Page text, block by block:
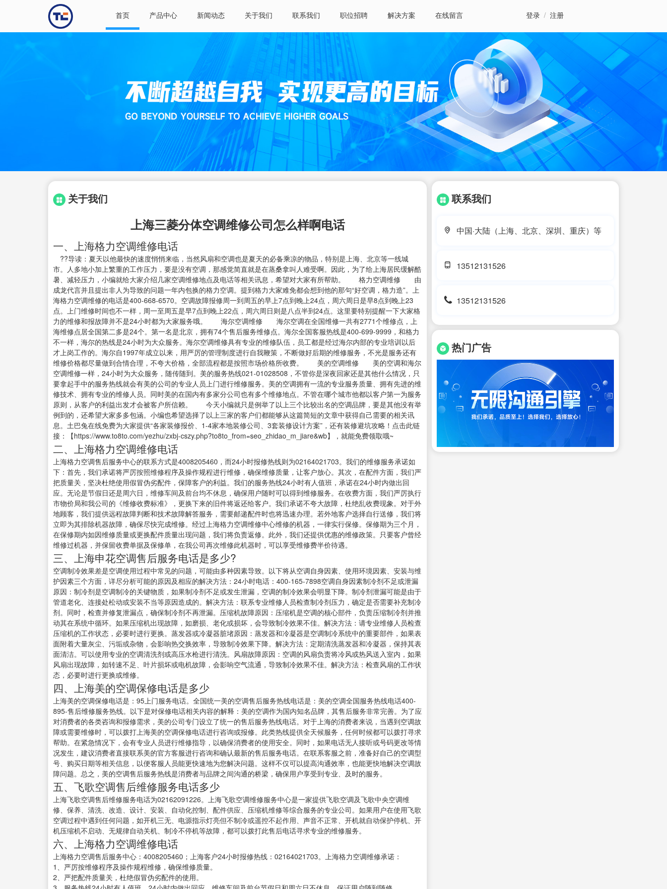
首页 产品中心 新闻动态 关于我们 联系我们 职位招聘 解决方案 在线留言 登录 / 注册
关于我们
上海三菱分体空调维修公司怎么样啊电话
一、上海格力空调维修电话
??导读：夏天以他最快的速度悄悄来临，当然风扇和空调也是夏天的必备乘凉的物品，特别是上海、北京等一线城
市。人多地小加上繁重的工作压力，要是没有空调，那感觉简直就是在蒸桑拿叫人难受啊。因此，为了给上海居民缓解酷
暑、减轻压力，小编就给大家介绍几家空调维修地点及电话等相关讯息，希望对大家有所帮助。 格力空调维修 由
成龙代言并且提出非人为导致的问题一年内包换的格力空调。提到格力大家难免都会想到他的那句“好空调，格力造”。上
海格力空调维修的电话是400-668-6570。空调故障报修周一到周五的早上7点到晚上24点，周六周日是早8点到晚上23
点。上门维修时间也不一样，周一至周五是早7点到晚上22点，周六周日则是八点半到24点。这里要特别提醒一下大家格
力的维修和报故障并不是24小时都为大家服务哦。 海尔空调维修 海尔空调在全国维修一共有2771个维修点，上
海维修点居全国第二多是24个。第一名是北京，拥有74个售后服务维修点。海尔全国客服热线是400-699-9999，和格力
不一样，海尔的热线是24小时为大众服务。海尔空调维修具有专业的维修队伍，员工都是经过海尔内部的专业培训以后
才上岗工作的。海尔自1997年成立以来，用严厉的管理制度进行自我鞭策，不断做好后期的维修服务，不光是服务还有
维修价格都尽量做到合情合理，不夸大价格，全部流程都是按照市场价格所收费。 美的空调维修 美的空调和海尔
空调维修一样，24小时为大众服务，随传随到。美的服务热线021-01028508，不管你是深夜回家还是其他什么情况，只
要拿起手中的服务热线就会有美的公司的专业人员上门进行维修服务。美的空调拥有一流的专业服务质量、拥有先进的维
修技术、拥有专业的维修人员。同时美的在国内有多家分公司也有多个维修地点。不管在哪个城市他都以客户第一为服务
原则，从客户的利益出发才会被客户所信赖。 今天小编就只是例举了以上三个比较出名的空调品牌，要是其他没有举
例到的，还希望大家多多包涵。小编也希望选择了以上三家的客户们都能够从这篇简短的文章中获得自己需要的相关讯
息。土巴兔在线免费为大家提供“各家装修报价、1-4家本地装修公司、3套装修设计方案”，还有装修避坑攻略！点击此链
接：【https://www.to8to.com/yezhu/zxbj-cszy.php?to8to_from=seo_zhidao_m_jiare&wb】，就能免费领取哦~
二、上海格力空调维修电话
上海格力空调售后服务中心的联系方式是4008205460，而24小时报修热线则为02164021703。我们的维修服务承诺如
下：首先，我们承诺将严厉按照维修程序及操作规程进行维修，确保维修质量，让客户放心。其次，在配件方面，我们严
把质量关，坚决杜绝使用假冒伪劣配件，保障客户的利益。我们的服务热线24小时有人值班，承诺在24小时内做出回
应。无论是节假日还是周六日，维修车间及前台均不休息，确保用户随时可以得到维修服务。在收费方面，我们严厉执行
市物价局和我公司的《维修收费标准》，更换下来的旧件将返还给客户。我们承诺不夸大故障，杜绝乱收费现象。对于外
地顾客，我们提供远程故障判断和技术故障解答服务，需要邮递配件时也将迅速办理。若外地客户选择自行送修，我们将
立即为其排除机器故障，确保尽快完成维修。经过上海格力空调维修中心维修的机器，一律实行保修。保修期为三个月，
在保修期内如因维修质量或更换配件质量出现问题，我们将负责返修。此外，我们还提供优惠的维修政策。只要客户曾经
维修过机器，并保留收费单据及保修单，在我公司再次维修此机器时，可以享受维修费半价待遇。
三、上海申花空调售后服务电话是多少?
空调制冷效果差是空调使用过程中常见的问题，可能由多种因素导致。以下将从空调自身因素、使用环境因素、安装与维
护因素三个方面，详尽分析可能的原因及相应的解决方法：24小时电话：400-165-7898空调自身因素制冷剂不足或泄漏
原因：制冷剂是空调制冷的关键物质，如果制冷剂不足或发生泄漏，空调的制冷效果会明显下降。制冷剂泄漏可能是由于
管道老化、连接处松动或安装不当等原因造成的。解决方法：联系专业维修人员检查制冷剂压力，确定是否需要补充制冷
剂。同时，检查并修复泄漏点，确保制冷剂不再泄漏。压缩机故障原因：压缩机是空调的核心部件，负责压缩制冷剂并推
动其在系统中循环。如果压缩机出现故障，如磨损、老化或损坏，会导致制冷效果不佳。解决方法：请专业维修人员检查
压缩机的工作状态，必要时进行更换。蒸发器或冷凝器脏堵原因：蒸发器和冷凝器是空调制冷系统中的重要部件，如果表
面附着大量灰尘、污垢或杂物，会影响热交换效率，导致制冷效果下降。解决方法：定期清洗蒸发器和冷凝器，保持其表
面清洁。可以使用专业的空调清洗剂或高压水枪进行清洗。风扇故障原因：空调的风扇负责将冷风或热风送入室内，如果
风扇出现故障，如转速不足、叶片损坏或电机故障，会影响空气流通，导致制冷效果不佳。解决方法：检查风扇的工作状
态，必要时进行更换或维修。
四、上海美的空调保修电话是多少
上海美的空调保修电话是：95上门服务电话。全国统一美的空调售后服务热线电话是：美的空调全国服务热线电话400-
895-售后维修服务热线。以下是对保修电话相关内容的解释：美的空调作为国内知名品牌，其售后服务非常完善。为了应
对消费者的各类咨询和报修需求，美的公司专门设立了统一的售后服务热线电话。对于上海的消费者来说，当遇到空调故
障或需要维修时，可以拨打上海美的空调保修电话进行咨询或报修。此类热线提供全天候服务，任何时候都可以拨打寻求
帮助。在紧急情况下，会有专业人员进行维修指导，以确保消费者的使用安全。同时，如果电话无人接听或号码更改等情
况发生，建议消费者直接联系美的官方客服进行咨询和确认最新的售后服务电话。在联系客服之前，准备好自己的空调型
号、购买日期等相关信息，以便客服人员能更快速地为您解决问题。这样不仅可以提高沟通效率，也能更快地解决空调故
障问题。总之，美的空调售后服务热线是消费者与品牌之间沟通的桥梁，确保用户享受到专业、及时的服务。
五、飞歌空调售后维修服务电话多少
上海飞歌空调售后维修服务电话为02162091226。上海飞歌空调维修服务中心是一家提供飞歌空调及飞歌中央空调维
修、保养、清洗、改造、设计、安装、自动化控制、配件供应、压缩机维修等综合服务的专业公司。如果用户在使用飞歌
空调过程中遇到任何问题，如开机三无、电源指示灯亮但不制冷或遥控不起作用、声音不正常、开机就自动保护停机、开
机压缩机不启动、无规律自动关机、制冷不停机等故障，都可以拨打此售后电话寻求专业的维修服务。
六、上海格力空调维修电话
上海格力空调售后服务中心：4008205460；上海客户24小时报修热线：02164021703。上海格力空调维修承诺：
1、严厉按维修程序及操作规程维修，确保维修质量。
2、严把配件质量关，杜绝假冒伪劣配件的使用。
联系我们
中国·大陆（上海、北京、深圳、重庆）等
13512131526
13512131526
热门广告